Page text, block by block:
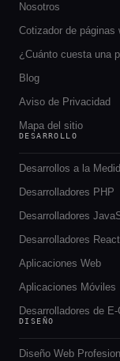
Nosotros
Cotizador de páginas
¿Cuánto cuesta una
Blog
Aviso de Privacidad
Mapa del sitio
DESARROLLO
Desarrollos a la
Desarrolladores PHP
Desarrolladores
Desarrolladores React
Aplicaciones Web
Aplicaciones Móviles
Desarrolladores de
DISEÑO
Diseño Web